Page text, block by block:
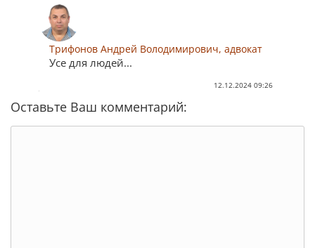
Трифонов Андрей Володимирович, адвокат
Усе для людей...
12.12.2024 09:26
Оставьте Ваш комментарий: